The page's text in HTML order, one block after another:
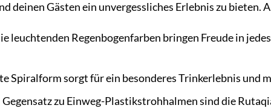
deinen Gästen ein unvergessliches Erlebnis zu bieten.
leuchtenden Regenbogenfarben bringen Freude in
Spiralform sorgt für ein besonderes Trinkerlebnis und
zu Einweg-Plastikstrohhalmen sind die